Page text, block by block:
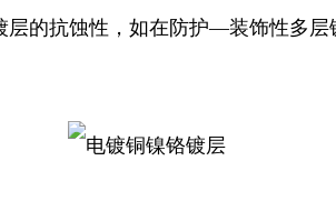
的抗蚀性，如在防护—装饰性多